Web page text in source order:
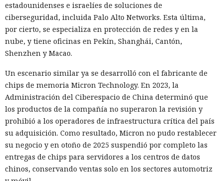
estadounidenses e israelíes de soluciones de
ciberseguridad, incluida Palo Alto Networks. Esta última,
por cierto, se especializa en protección de redes y en la
nube, y tiene oficinas en Pekín, Shanghái, Cantón,
Shenzhen y Macao.
Un escenario similar ya se desarrolló con el fabricante de
chips de memoria Micron Technology. En 2023, la
Administración del Ciberespacio de China determinó que
los productos de la compañía no superaron la revisión y
prohibió a los operadores de infraestructura crítica del país
su adquisición. Como resultado, Micron no pudo restablecer
su negocio y en otoño de 2025 suspendió por completo las
entregas de chips para servidores a los centros de datos
chinos, conservando ventas solo en los sectores automotriz
10:34 / 07.08.2026
Hombre podría afrontar hasta 32 años de prisión por filtrar
secretos de 165 empresas.